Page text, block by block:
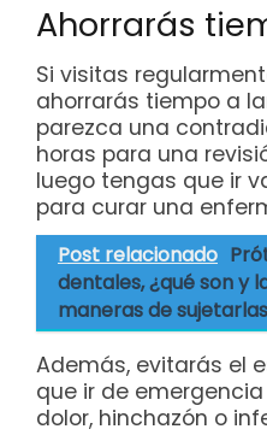
Ahorrarás
Si visitas
ahorrarás tiempo a
parezca una
horas para una
luego tengas que ir
para curar una
Post relacionado
dentales, ¿qué son y
maneras de
Además, evitarás el
que ir de
dolor, hinchazón o